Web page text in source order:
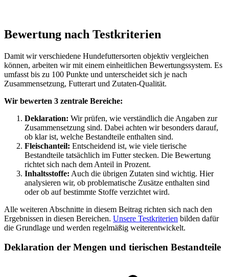
Bewertung nach Testkriterien
Damit wir verschiedene Hundefuttersorten objektiv vergleichen
können, arbeiten wir mit einem einheitlichen Bewertungssystem. Es
umfasst bis zu 100 Punkte und unterscheidet sich je nach
Zusammensetzung, Futterart und Zutaten-Qualität.
Wir bewerten 3 zentrale Bereiche:
Deklaration: Wir prüfen, wie verständlich die Angaben zur
Zusammensetzung sind. Dabei achten wir besonders darauf,
ob klar ist, welche Bestandteile enthalten sind.
Fleischanteil: Entscheidend ist, wie viele tierische
Bestandteile tatsächlich im Futter stecken. Die Bewertung
richtet sich nach dem Anteil in Prozent.
Inhaltsstoffe: Auch die übrigen Zutaten sind wichtig. Hier
analysieren wir, ob problematische Zusätze enthalten sind
oder ob auf bestimmte Stoffe verzichtet wird.
Alle weiteren Abschnitte in diesem Beitrag richten sich nach den
Ergebnissen in diesen Bereichen. Unsere Testkriterien bilden dafür
die Grundlage und werden regelmäßig weiterentwickelt.
Deklaration der Mengen und tierischen Bestandteile